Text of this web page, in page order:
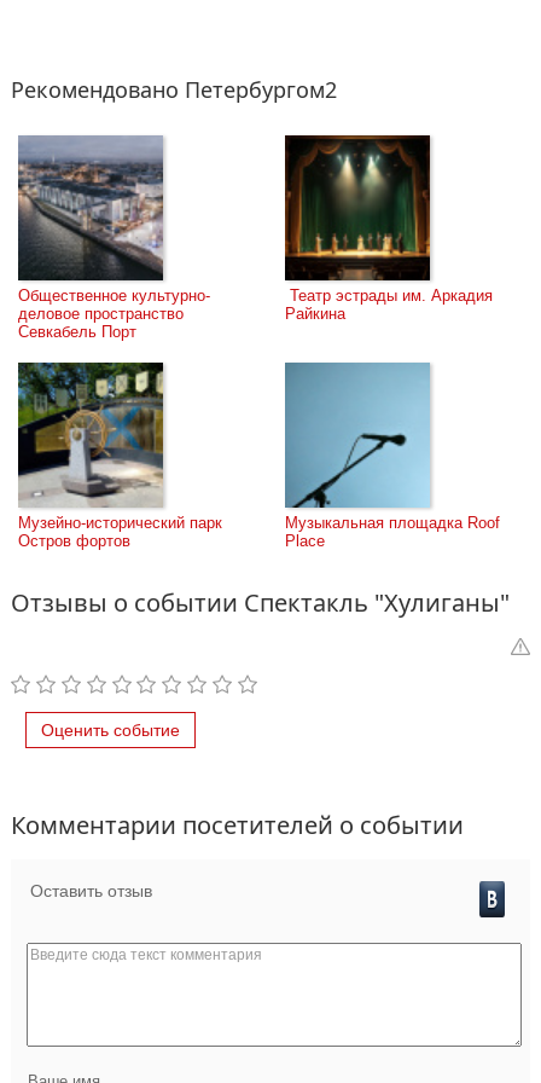
Рекомендовано Петербургом2
Общественное культурно-
деловое пространство
Севкабель Порт
Райкина
Музейно-исторический парк
Остров фортов
Музыкальная площадка Roof
Place
Отзывы о событии Спектакль "Хулиганы"
Оценить событие
Комментарии посетителей о событии
Оставить отзыв